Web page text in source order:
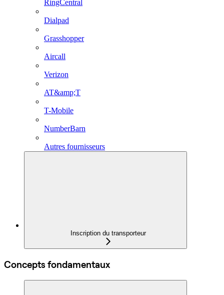
RingCentral
Dialpad
Grasshopper
Aircall
Verizon
AT&amp;T
T-Mobile
NumberBarn
Autres fournisseurs
Inscription du transporteur
Concepts fondamentaux